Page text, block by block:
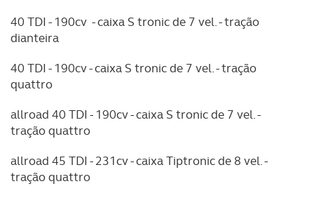
40 TDI - 190cv - caixa S tronic de 7 vel. - tração
dianteira
40 TDI - 190cv - caixa S tronic de 7 vel. - tração
quattro
allroad 40 TDI - 190cv - caixa S tronic de 7 vel. -
tração quattro
allroad 45 TDI - 231cv - caixa Tiptronic de 8 vel. -
tração quattro